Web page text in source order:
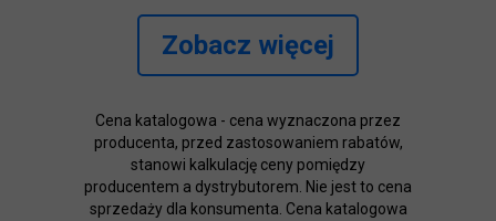
Zobacz więcej
Cena katalogowa - cena wyznaczona przez
producenta, przed zastosowaniem rabatów,
stanowi kalkulację ceny pomiędzy
producentem a dystrybutorem. Nie jest to cena
sprzedaży dla konsumenta. Cena katalogowa